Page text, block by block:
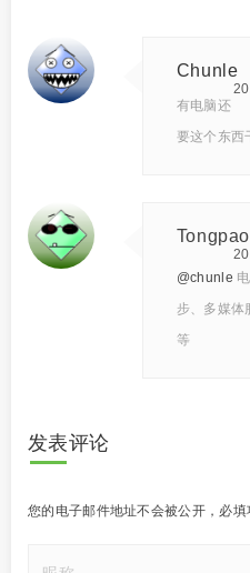
Chunle
有电脑还
要这个东西
Tongpao
@chunle
步、多媒体
等
发表评论
您的电子邮件地址不会被公开， 必